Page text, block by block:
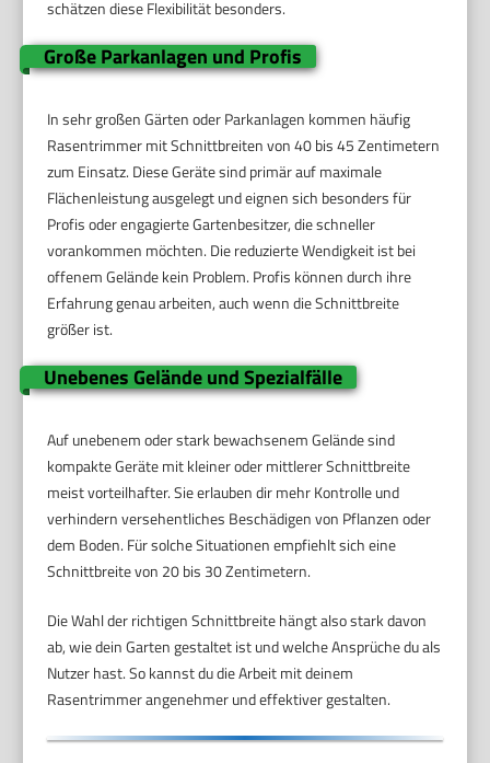
schätzen diese Flexibilität besonders.
Große Parkanlagen und Profis
In sehr großen Gärten oder Parkanlagen kommen häufig
Rasentrimmer mit Schnittbreiten von 40 bis 45 Zentimetern
zum Einsatz. Diese Geräte sind primär auf maximale
Flächenleistung ausgelegt und eignen sich besonders für
Profis oder engagierte Gartenbesitzer, die schneller
vorankommen möchten. Die reduzierte Wendigkeit ist bei
offenem Gelände kein Problem. Profis können durch ihre
Erfahrung genau arbeiten, auch wenn die Schnittbreite
größer ist.
Unebenes Gelände und Spezialfälle
Auf unebenem oder stark bewachsenem Gelände sind
kompakte Geräte mit kleiner oder mittlerer Schnittbreite
meist vorteilhafter. Sie erlauben dir mehr Kontrolle und
verhindern versehentliches Beschädigen von Pflanzen oder
dem Boden. Für solche Situationen empfiehlt sich eine
Schnittbreite von 20 bis 30 Zentimetern.
Die Wahl der richtigen Schnittbreite hängt also stark davon
ab, wie dein Garten gestaltet ist und welche Ansprüche du als
Nutzer hast. So kannst du die Arbeit mit deinem
Rasentrimmer angenehmer und effektiver gestalten.